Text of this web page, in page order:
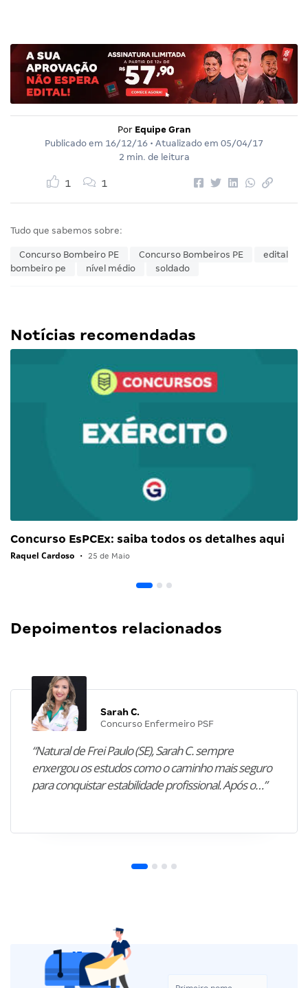
Por Equipe Gran
Publicado em 16/12/16 • Atualizado em 05/04/17
2 min. de leitura
1 1
Tudo que sabemos sobre:
Concurso Bombeiro PE Concurso Bombeiros PE
edital
bombeiro pe
nível médio soldado
Notícias recomendadas
Concurso EsPCEx: saiba todos os detalhes aqui
Raquel Cardoso • 25 de Maio
Depoimentos relacionados
Sarah C.
Concurso Enfermeiro PSF
“Natural de Frei Paulo (SE), Sarah C. sempre
enxergou os estudos como o caminho mais seguro
para conquistar estabilidade profissional. Após o…”